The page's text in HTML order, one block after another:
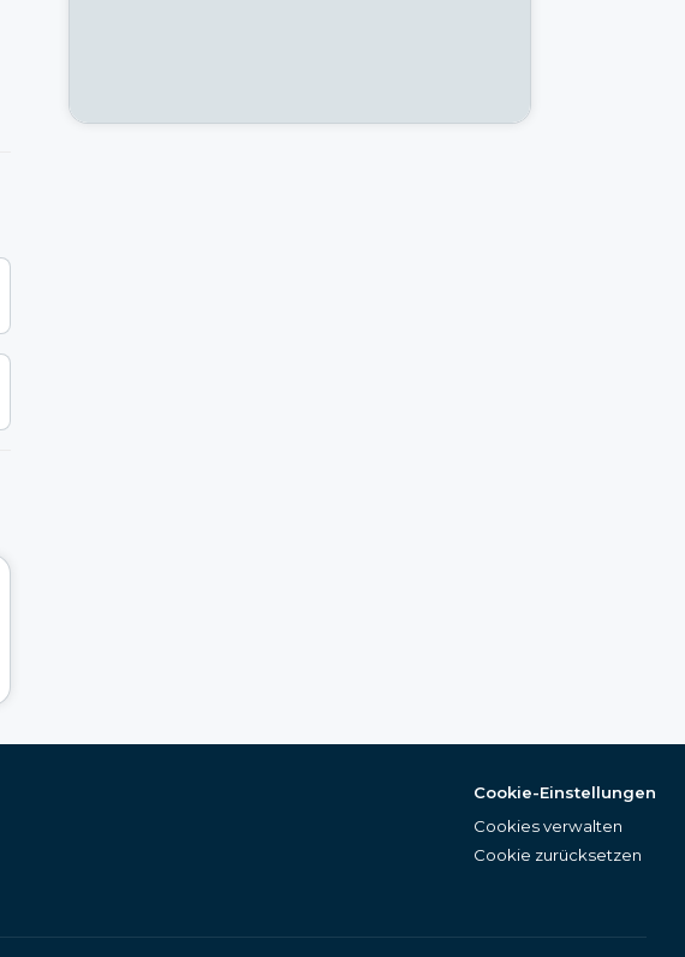
Cookie-Einstellungen
Cookies verwalten
Cookie zurücksetzen